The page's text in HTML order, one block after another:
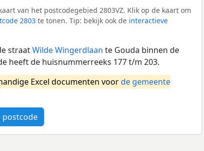
van het postcodegebied 2803VZ. Klik op de kaart om
2803 te tonen. Tip: bekijk ook de interactieve
straatWilde Wingerdlaan te Gouda binnen de
heeft de huisnummerreeks 177 t/m 203.
Excel documenten voorde gemeente
postcode